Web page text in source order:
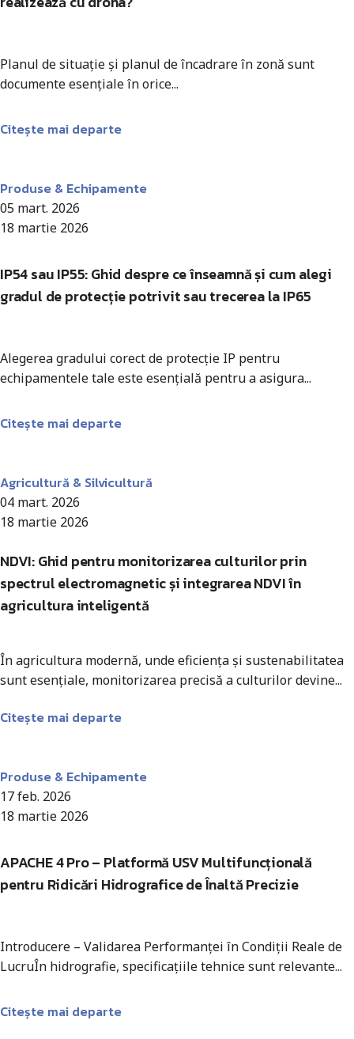
Planul de situație și planul de încadrare în zonă sunt
documente esențiale în orice...
Citește mai departe
Produse & Echipamente
05 mart. 2026
18 martie 2026
IP54 sau IP55: Ghid despre ce înseamnă și cum alegi
gradul de protecție potrivit sau trecerea la IP65
Alegerea gradului corect de protecție IP pentru
echipamentele tale este esențială pentru a asigura...
Citește mai departe
Agricultură & Silvicultură
04 mart. 2026
18 martie 2026
NDVI: Ghid pentru monitorizarea culturilor prin
spectrul electromagnetic și integrarea NDVI în
agricultura inteligentă
În agricultura modernă, unde eficiența și sustenabilitatea
sunt esențiale, monitorizarea precisă a culturilor devine...
Citește mai departe
Produse & Echipamente
17 feb. 2026
18 martie 2026
APACHE 4 Pro – Platformă USV Multifuncțională
pentru Ridicări Hidrografice de Înaltă Precizie
Introducere – Validarea Performanței în Condiții Reale de
LucruÎn hidrografie, specificațiile tehnice sunt relevante...
Citește mai departe